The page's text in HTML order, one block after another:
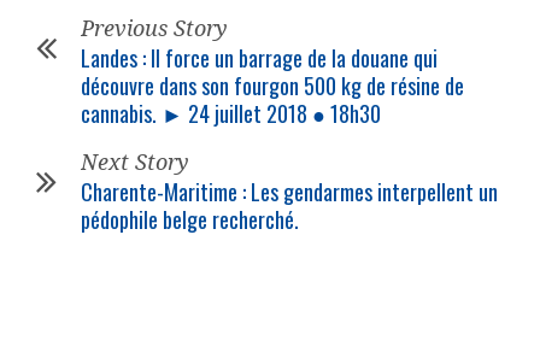
Previous Story
Landes : Il force un barrage de la douane qui
découvre dans son fourgon 500 kg de résine de
cannabis. ► 24 juillet 2018 ● 18h30
Next Story
Charente-Maritime : Les gendarmes interpellent un
pédophile belge recherché.